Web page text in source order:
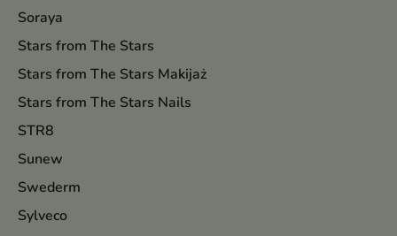
Soraya
Stars from The Stars
Stars from The Stars Makijaż
Stars from The Stars Nails
STR8
Sunew
Swederm
Sylveco